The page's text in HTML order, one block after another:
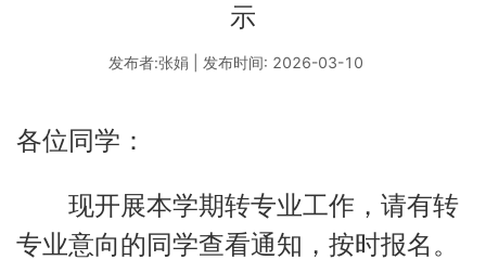
示
发布者:张娟 | 发布时间: 2026-03-10
各位同学：
现开展本学期转专业工作，请有转
专业意向的同学查看通知，按时报名。